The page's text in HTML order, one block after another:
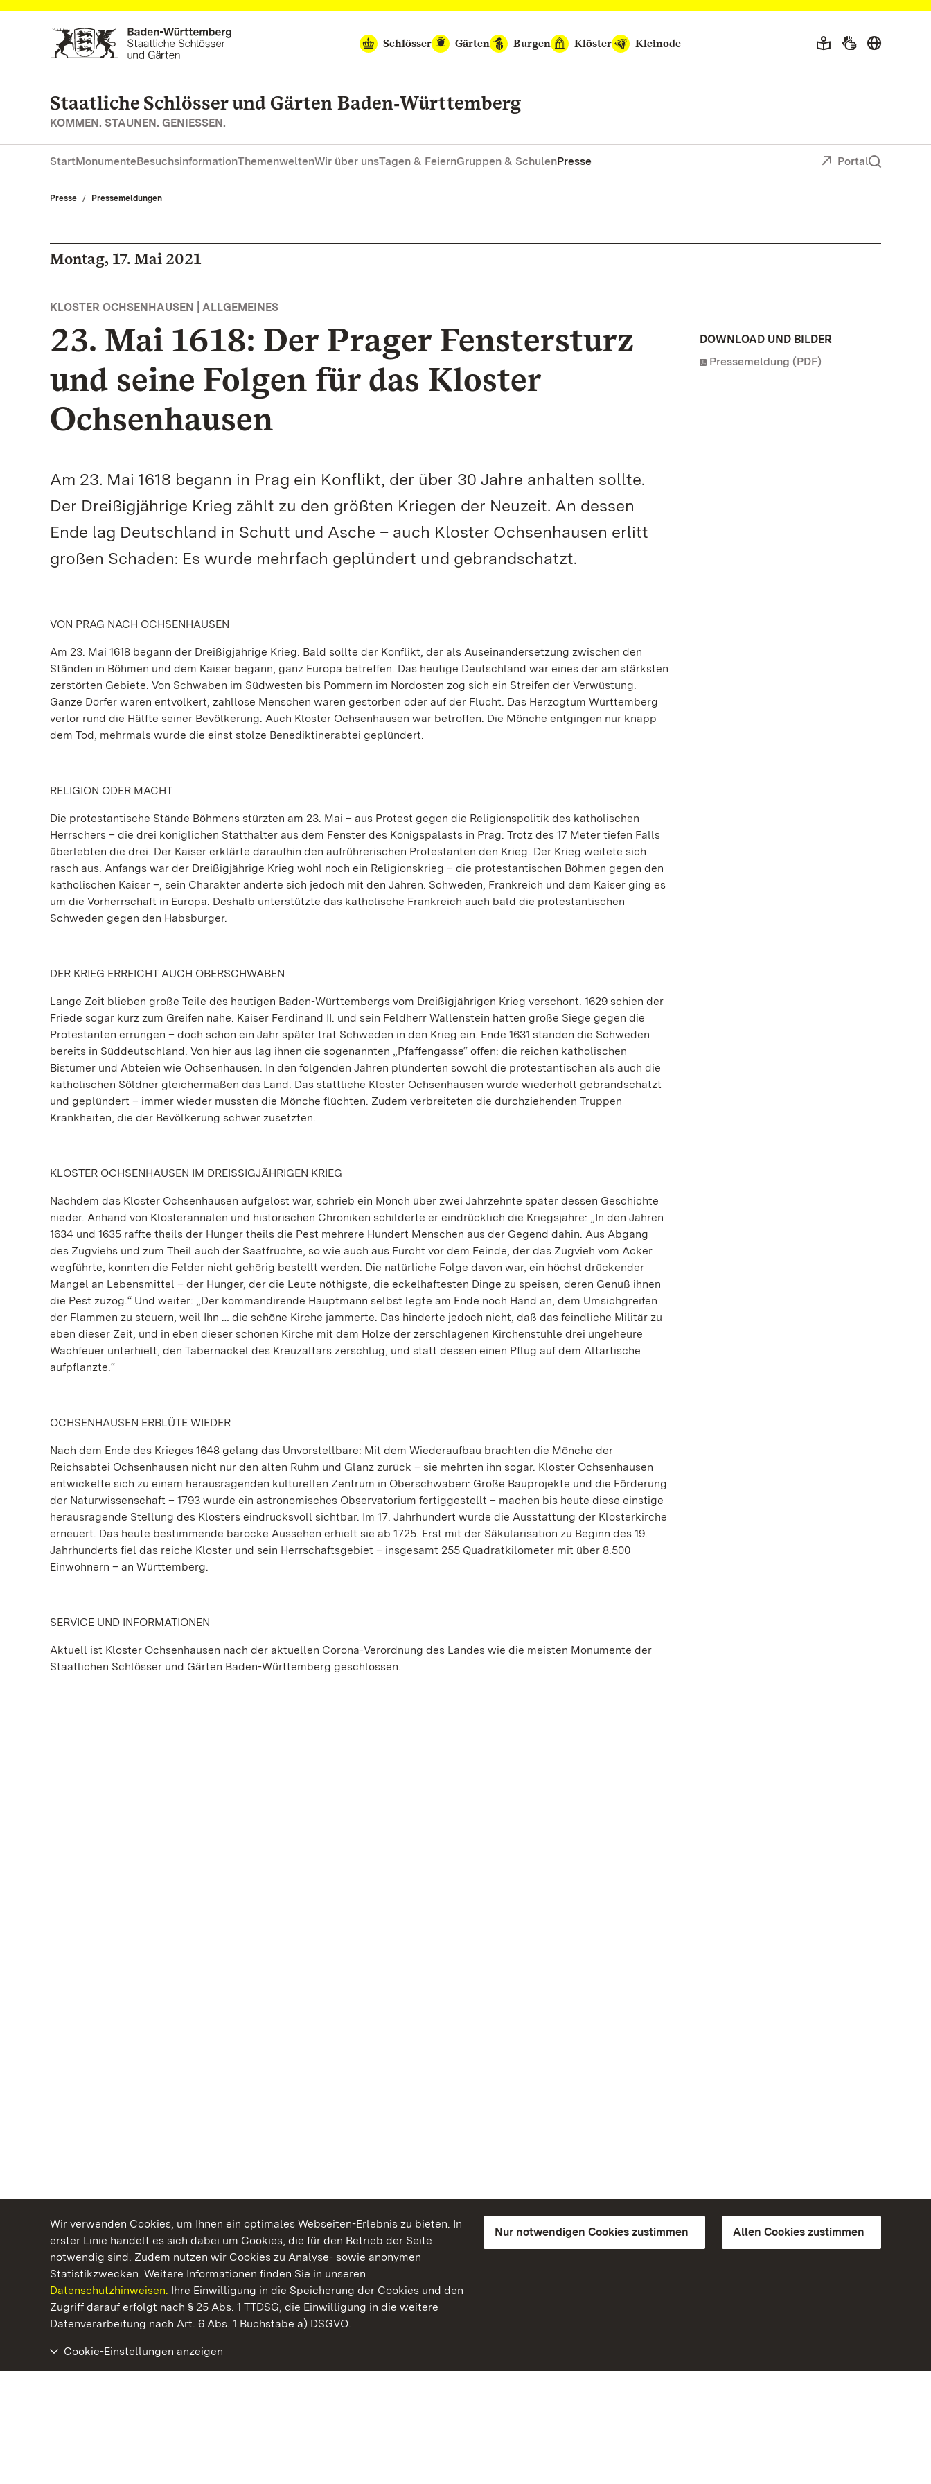
Wir verwenden Cookies, um Ihnen ein optimales Webseiten-Erlebnis zu bieten. In
erster Linie handelt es sich dabei um Cookies, die für den Betrieb der Seite
notwendig sind. Zudem nutzen wir Cookies zu Analyse- sowie anonymen
Statistikzwecken. Weitere Informationen finden Sie in unseren
Datenschutzhinweisen. Ihre Einwilligung in die Speicherung der Cookies und den
Zugriff darauf erfolgt nach § 25 Abs. 1 TTDSG, die Einwilligung in die weitere
Datenverarbeitung nach Art. 6 Abs. 1 Buchstabe a) DSGVO.
Nur notwendigen Cookies zustimmen Allen Cookies zustimmen
Cookie-Einstellungen anzeigen
Zum Hauptinhalt springen
Schlösser
Gärten Burgen Klöster Kleinode
Staatliche Schlösser und Gärten Baden‑Württemberg
KOMMEN. STAUNEN. GENIESSEN.
StartMonumenteBesuchsinformationThemenweltenWir über unsTagen & FeiernGruppen & SchulenPresse Portal
Presse Pressemeldungen
Montag, 17. Mai 2021
KLOSTER OCHSENHAUSEN | ALLGEMEINES
23. Mai 1618: Der Prager Fenstersturz
und seine Folgen für das Kloster
Ochsenhausen
Am 23. Mai 1618 begann in Prag ein Konflikt, der über 30 Jahre anhalten sollte.
Der Dreißigjährige Krieg zählt zu den größten Kriegen der Neuzeit. An dessen
Ende lag Deutschland in Schutt und Asche – auch Kloster Ochsenhausen erlitt
großen Schaden: Es wurde mehrfach geplündert und gebrandschatzt.
VON PRAG NACH OCHSENHAUSEN
Am 23. Mai 1618 begann der Dreißigjährige Krieg. Bald sollte der Konflikt, der als Auseinandersetzung zwischen den
Ständen in Böhmen und dem Kaiser begann, ganz Europa betreffen. Das heutige Deutschland war eines der am stärksten
zerstörten Gebiete. Von Schwaben im Südwesten bis Pommern im Nordosten zog sich ein Streifen der Verwüstung.
Ganze Dörfer waren entvölkert, zahllose Menschen waren gestorben oder auf der Flucht. Das Herzogtum Württemberg
verlor rund die Hälfte seiner Bevölkerung. Auch Kloster Ochsenhausen war betroffen. Die Mönche entgingen nur knapp
dem Tod, mehrmals wurde die einst stolze Benediktinerabtei geplündert.
RELIGION ODER MACHT
Die protestantische Stände Böhmens stürzten am 23. Mai – aus Protest gegen die Religionspolitik des katholischen
Herrschers – die drei königlichen Statthalter aus dem Fenster des Königspalasts in Prag: Trotz des 17 Meter tiefen Falls
überlebten die drei. Der Kaiser erklärte daraufhin den aufrührerischen Protestanten den Krieg. Der Krieg weitete sich
rasch aus. Anfangs war der Dreißigjährige Krieg wohl noch ein Religionskrieg – die protestantischen Böhmen gegen den
katholischen Kaiser –, sein Charakter änderte sich jedoch mit den Jahren. Schweden, Frankreich und dem Kaiser ging es
um die Vorherrschaft in Europa. Deshalb unterstützte das katholische Frankreich auch bald die protestantischen
Schweden gegen den Habsburger.
DER KRIEG ERREICHT AUCH OBERSCHWABEN
Lange Zeit blieben große Teile des heutigen Baden-Württembergs vom Dreißigjährigen Krieg verschont. 1629 schien der
Friede sogar kurz zum Greifen nahe. Kaiser Ferdinand II. und sein Feldherr Wallenstein hatten große Siege gegen die
Protestanten errungen – doch schon ein Jahr später trat Schweden in den Krieg ein. Ende 1631 standen die Schweden
bereits in Süddeutschland. Von hier aus lag ihnen die sogenannten „Pfaffengasse“ offen: die reichen katholischen
Bistümer und Abteien wie Ochsenhausen. In den folgenden Jahren plünderten sowohl die protestantischen als auch die
katholischen Söldner gleichermaßen das Land. Das stattliche Kloster Ochsenhausen wurde wiederholt gebrandschatzt
und geplündert – immer wieder mussten die Mönche flüchten. Zudem verbreiteten die durchziehenden Truppen
Krankheiten, die der Bevölkerung schwer zusetzten.
KLOSTER OCHSENHAUSEN IM DREISSIGJÄHRIGEN KRIEG
Nachdem das Kloster Ochsenhausen aufgelöst war, schrieb ein Mönch über zwei Jahrzehnte später dessen Geschichte
nieder. Anhand von Klosterannalen und historischen Chroniken schilderte er eindrücklich die Kriegsjahre: „In den Jahren
1634 und 1635 raffte theils der Hunger theils die Pest mehrere Hundert Menschen aus der Gegend dahin. Aus Abgang
des Zugviehs und zum Theil auch der Saatfrüchte, so wie auch aus Furcht vor dem Feinde, der das Zugvieh vom Acker
wegführte, konnten die Felder nicht gehörig bestellt werden. Die natürliche Folge davon war, ein höchst drückender
Mangel an Lebensmittel – der Hunger, der die Leute nöthigste, die eckelhaftesten Dinge zu speisen, deren Genuß ihnen
die Pest zuzog.“ Und weiter: „Der kommandirende Hauptmann selbst legte am Ende noch Hand an, dem Umsichgreifen
der Flammen zu steuern, weil Ihn … die schöne Kirche jammerte. Das hinderte jedoch nicht, daß das feindliche Militär zu
eben dieser Zeit, und in eben dieser schönen Kirche mit dem Holze der zerschlagenen Kirchenstühle drei ungeheure
Wachfeuer unterhielt, den Tabernackel des Kreuzaltars zerschlug, und statt dessen einen Pflug auf dem Altartische
aufpflanzte.“
OCHSENHAUSEN ERBLÜTE WIEDER
Nach dem Ende des Krieges 1648 gelang das Unvorstellbare: Mit dem Wiederaufbau brachten die Mönche der
Reichsabtei Ochsenhausen nicht nur den alten Ruhm und Glanz zurück – sie mehrten ihn sogar. Kloster Ochsenhausen
entwickelte sich zu einem herausragenden kulturellen Zentrum in Oberschwaben: Große Bauprojekte und die Förderung
der Naturwissenschaft – 1793 wurde ein astronomisches Observatorium fertiggestellt – machen bis heute diese einstige
herausragende Stellung des Klosters eindrucksvoll sichtbar. Im 17. Jahrhundert wurde die Ausstattung der Klosterkirche
erneuert. Das heute bestimmende barocke Aussehen erhielt sie ab 1725. Erst mit der Säkularisation zu Beginn des 19.
Jahrhunderts fiel das reiche Kloster und sein Herrschaftsgebiet – insgesamt 255 Quadratkilometer mit über 8.500
Einwohnern – an Württemberg.
SERVICE UND INFORMATIONEN
Aktuell ist Kloster Ochsenhausen nach der aktuellen Corona-Verordnung des Landes wie die meisten Monumente der
Staatlichen Schlösser und Gärten Baden-Württemberg geschlossen.
DOWNLOAD UND BILDER
Pressemeldung (PDF)
Kommen. Staunen. Genießen.